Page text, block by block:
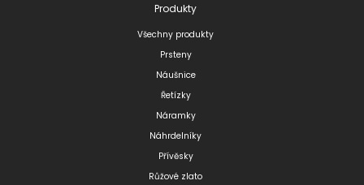
Produkty
Všechny produkty
Prsteny
Náušnice
Řetízky
Náramky
Náhrdelníky
Přívěsky
Růžové zlato